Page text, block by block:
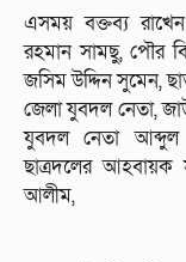
এসময় বক্তব্য
রহমান সামছু, পৌর
জসিম উদ্দিন সুমেন,
জেলা যুবদল নেতা,
যুবদল নেতা
ছাত্রদলের
আলীম,